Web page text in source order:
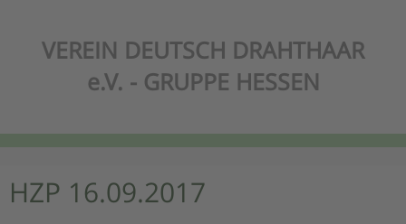
VEREIN DEUTSCH DRAHTHAAR
e.V. - GRUPPE HESSEN
HZP 16.09.2017